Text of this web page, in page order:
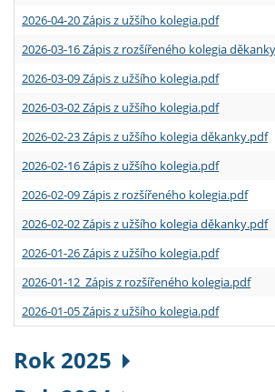
2026-04-20 Zápis z užšího kolegia.pdf
2026-03-16 Zápis z rozšířeného kolegia
2026-03-09 Zápis z užšího kolegia.pdf
2026-03-02 Zápis z užšího kolegia.pdf
2026-02-23 Zápis z užšího kolegia děkanky.pdf
2026-02-16 Zápis z užšího kolegia.pdf
2026-02-09 Zápis z rozšířeného kolegia.pdf
2026-02-02 Zápis z užšího kolegia děkanky.pdf
2026-01-26 Zápis z užšího kolegia.pdf
2026-01-12 Zápis z rozšířeného kolegia.pdf
2026-01-05 Zápis z užšího kolegia.pdf
Rok 2025